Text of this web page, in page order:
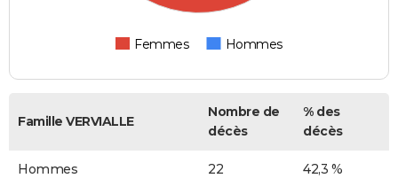
Femmes Hommes
Famille VERVIALLE
Nombre de
décès
% des
décès
Hommes 22 42,3 %